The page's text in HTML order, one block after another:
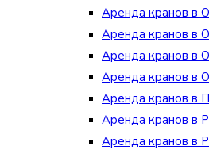
Аренда кранов в
Аренда кранов в
Аренда кранов в
Аренда кранов в
Аренда кранов в
Аренда кранов в
Аренда кранов в